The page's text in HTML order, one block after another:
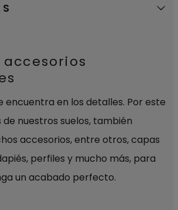
accesorios
encuentra en los detalles. Por este
nuestros suelos, también
accesorios, entre otros, capas
perfiles y mucho más, para
un acabado perfecto.